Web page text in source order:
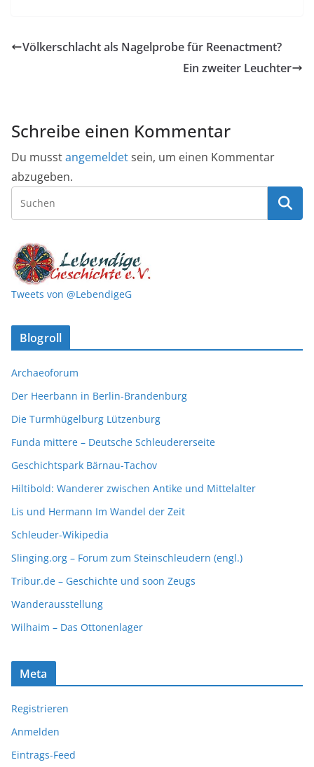
Völkerschlacht als Nagelprobe für Reenactment?
Ein zweiter Leuchter
Schreibe einen Kommentar
Du musstangemeldetsein, um einen Kommentar
abzugeben.
Tweets von @LebendigeG
Blogroll
Archaeoforum
Der Heerbann in Berlin-Brandenburg
Die Turmhügelburg Lützenburg
Funda mittere – Deutsche Schleudererseite
Geschichtspark Bärnau-Tachov
Hiltibold: Wanderer zwischen Antike und Mittelalter
Lis und Hermann Im Wandel der Zeit
Schleuder-Wikipedia
Slinging.org – Forum zum Steinschleudern (engl.)
Tribur.de – Geschichte und soon Zeugs
Wanderausstellung
Wilhaim – Das Ottonenlager
Meta
Registrieren
Anmelden
Eintrags-Feed